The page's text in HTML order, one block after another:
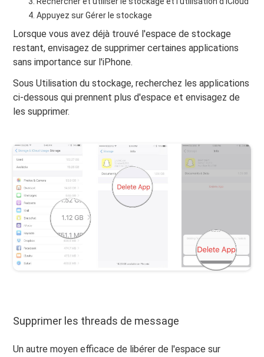
Appuyez sur Gérer le stockage
Lorsque vous avez déjà trouvé l'espace de stockage
restant, envisagez de supprimer certaines applications
sans importance sur l'iPhone.
Sous Utilisation du stockage, recherchez les applications
ci-dessous qui prennent plus d'espace et envisagez de
les supprimer.
Supprimer les threads de message
Un autre moyen efficace de libérer de l'espace sur